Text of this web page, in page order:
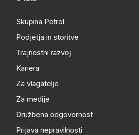
Skupina Petrol
Podjetja in storitve
Trajnostni razvoj
Kariera
Za vlagatelje
Za medije
Družbena odgovornost
Prijava nepravilnosti